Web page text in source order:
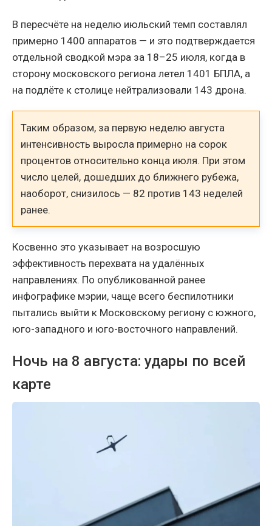
В пересчёте на неделю июльский темп составлял
примерно 1400 аппаратов — и это подтверждается
отдельной сводкой мэра за 18–25 июля, когда в
сторону московского региона летел 1401 БПЛА, а
на подлёте к столице нейтрализовали 143 дрона.
Таким образом, за первую неделю августа
интенсивность выросла примерно на сорок
процентов относительно конца июля. При этом
число целей, дошедших до ближнего рубежа,
наоборот, снизилось — 82 против 143 неделей
ранее.
Косвенно это указывает на возросшую
эффективность перехвата на удалённых
направлениях. По опубликованной ранее
инфографике мэрии, чаще всего беспилотники
пытались выйти к Московскому региону с южного,
юго-западного и юго-восточного направлений.
Ночь на 8 августа: удары по всей
карте